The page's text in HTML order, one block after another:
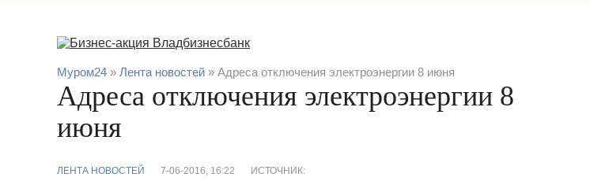
Муром24 » Лента новостей » Адреса отключения электроэнергии 8 июня
Адреса отключения электроэнергии 8
июня
ЛЕНТА НОВОСТЕЙ 7-06-2016, 16:22 ИСТОЧНИК: